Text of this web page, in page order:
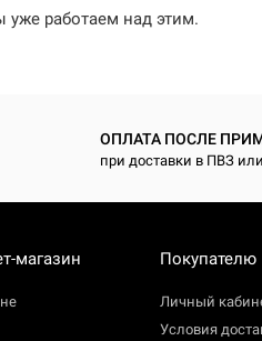
уже работаем над этим.
ОПЛАТА ПОСЛЕ
при доставки в ПВЗ
магазин Покупателю
Личный
Условия